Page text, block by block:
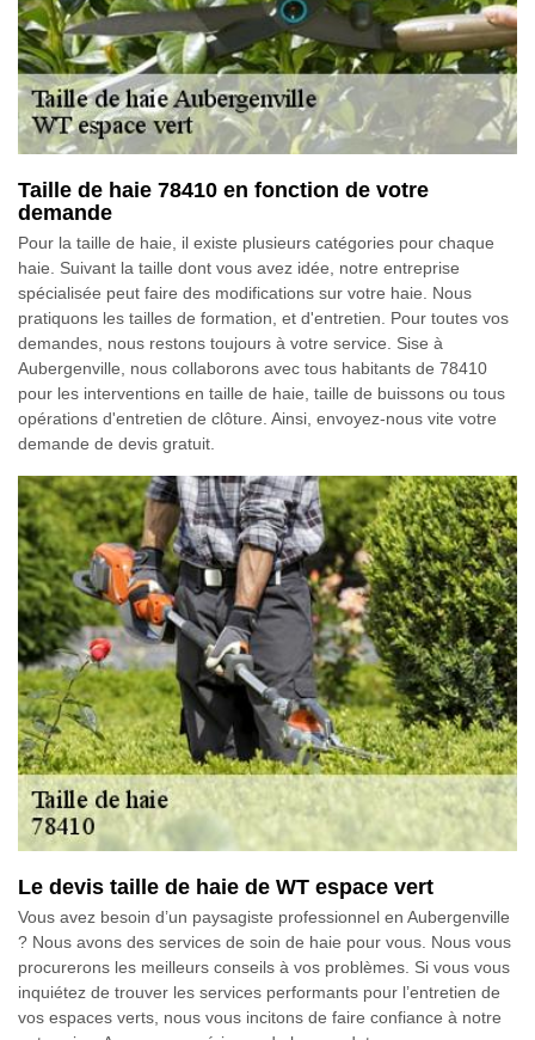
Taille de haie 78410 en fonction de votre
demande
Pour la taille de haie, il existe plusieurs catégories pour chaque
haie. Suivant la taille dont vous avez idée, notre entreprise
spécialisée peut faire des modifications sur votre haie. Nous
pratiquons les tailles de formation, et d'entretien. Pour toutes vos
demandes, nous restons toujours à votre service. Sise à
Aubergenville, nous collaborons avec tous habitants de 78410
pour les interventions en taille de haie, taille de buissons ou tous
opérations d'entretien de clôture. Ainsi, envoyez-nous vite votre
demande de devis gratuit.
Le devis taille de haie de WT espace vert
Vous avez besoin d’un paysagiste professionnel en Aubergenville
? Nous avons des services de soin de haie pour vous. Nous vous
procurerons les meilleurs conseils à vos problèmes. Si vous vous
inquiétez de trouver les services performants pour l’entretien de
vos espaces verts, nous vous incitons de faire confiance à notre